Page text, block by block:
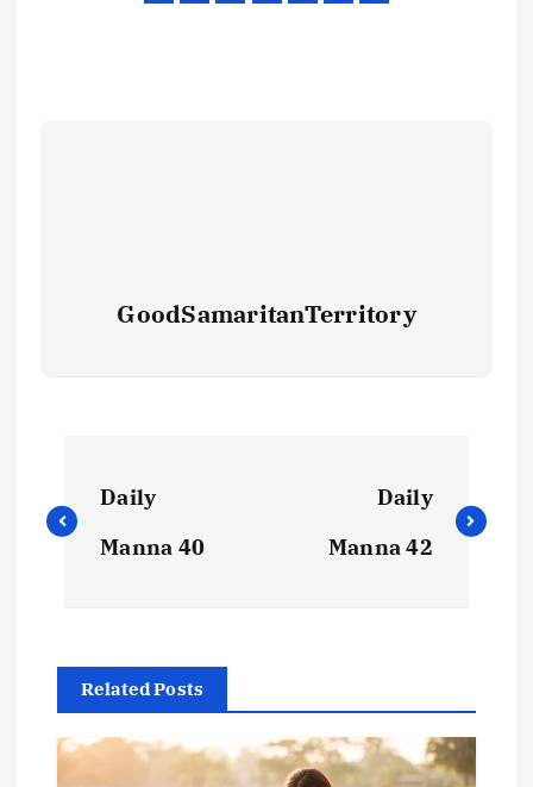
GoodSamaritanTerritory
Daily
Manna 40
Daily
Manna 42
Related Posts